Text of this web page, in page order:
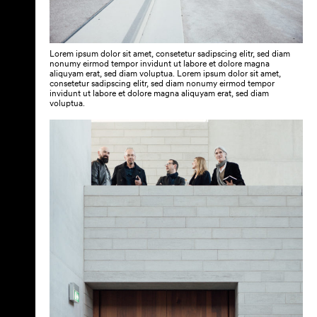
Lorem ipsum dolor sit amet, consetetur sadipscing elitr, sed diam
nonumy eirmod tempor invidunt ut labore et dolore magna
aliquyam erat, sed diam voluptua. Lorem ipsum dolor sit amet,
consetetur sadipscing elitr, sed diam nonumy eirmod tempor
invidunt ut labore et dolore magna aliquyam erat, sed diam
voluptua.